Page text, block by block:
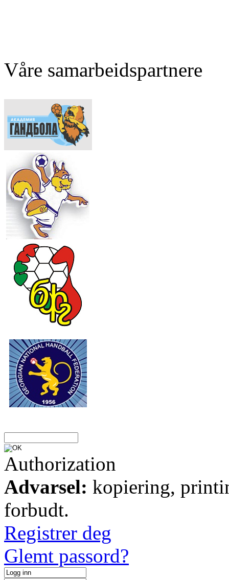
Våre samarbeidspartnere
Authorization
Advarsel: kopiering,
forbudt.
Registrer deg
Glemt passord?